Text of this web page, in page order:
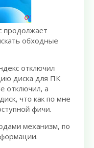
продолжает
обходные
отключил
диска для ПК
отключил, а
что как по мне
фичи.
механизм, по